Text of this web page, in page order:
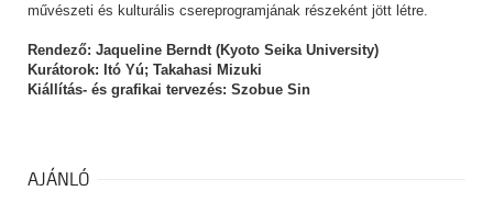
művészeti és kulturális csereprogramjának részeként jött létre.
Rendező: Jaqueline Berndt (Kyoto Seika University)
Kurátorok: Itó Yú; Takahasi Mizuki
Kiállítás- és grafikai tervezés: Szobue Sin
AJÁNLÓ